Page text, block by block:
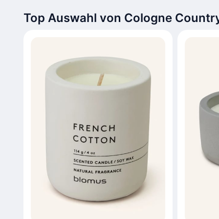
Top Auswahl von Cologne